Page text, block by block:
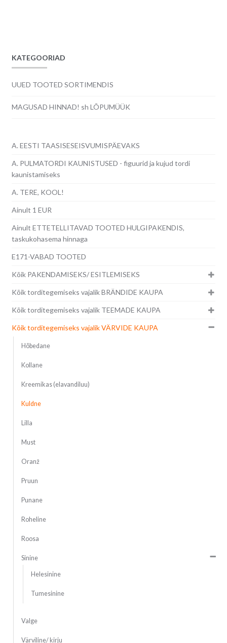
KATEGOORIAD
UUED TOOTED SORTIMENDIS
MAGUSAD HINNAD! sh LÕPUMÜÜK
A. EESTI TAASISESEISVUMISPÄEVAKS
A. PULMATORDI KAUNISTUSED - figuurid ja kujud tordi
kaunistamiseks
A. TERE, KOOL!
Ainult 1 EUR
Ainult ETTETELLITAVAD TOOTED HULGIPAKENDIS,
taskukohasema hinnaga
E171-VABAD TOOTED
Kõik PAKENDAMISEKS/ ESITLEMISEKS
Kõik torditegemiseks vajalik BRÄNDIDE KAUPA
Kõik torditegemiseks vajalik TEEMADE KAUPA
Kõik torditegemiseks vajalik VÄRVIDE KAUPA
Hõbedane
Kollane
Kreemikas (elavandiluu)
Kuldne
Lilla
Must
Oranž
Pruun
Punane
Roheline
Roosa
Sinine
Helesinine
Tumesinine
Valge
Värviline/ kirju